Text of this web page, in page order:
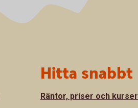
Hitta snabbt
Räntor, priser och kurser